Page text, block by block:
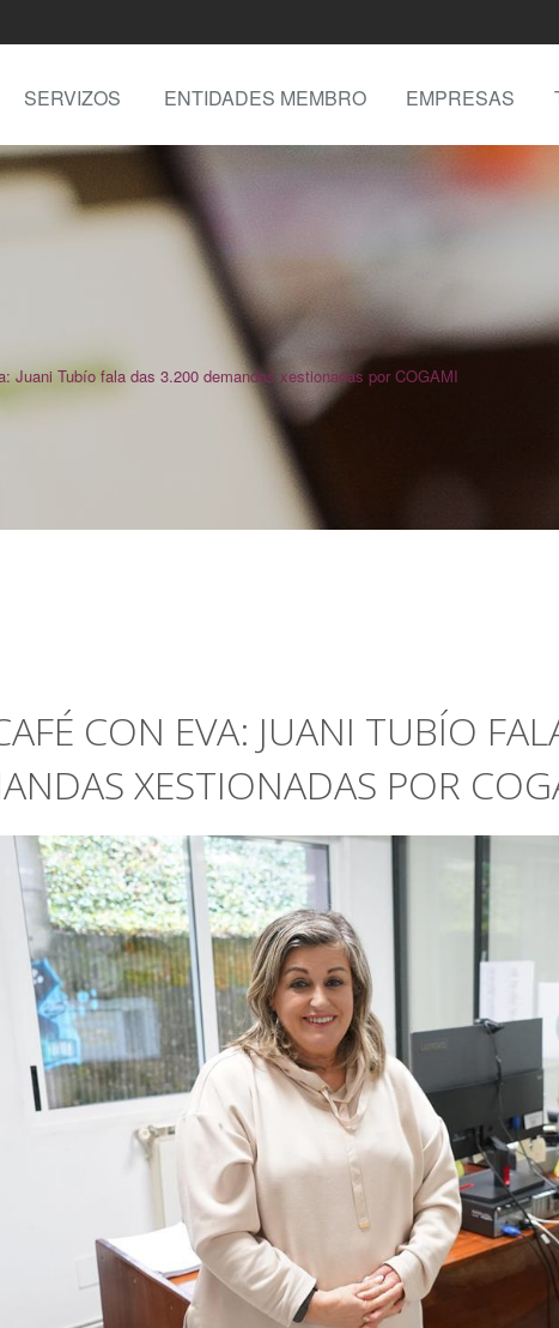
SERVIZOS ENTIDADES MEMBRO EMPRESAS
Juani Tubío fala das 3.200 demandas xestionadas por COGAMI
CON EVA: JUANI TUBÍO
XESTIONADAS POR